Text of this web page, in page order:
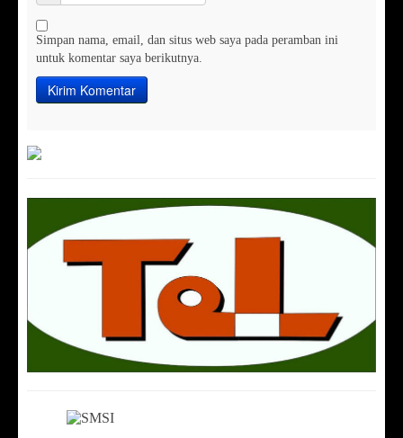
Simpan nama, email, dan situs web saya pada peramban ini
untuk komentar saya berikutnya.